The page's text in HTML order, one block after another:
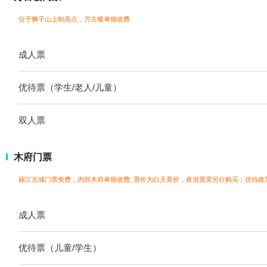
位于狮子山上制高点，万古楼单独收费
成人票
优待票（学生/老人/儿童）
双人票
木府门票
丽江古城门票免费，内部木府单独收费; 票价为白天票价，夜游票需另行购买； 优待政
成人票
优待票（儿童/学生）